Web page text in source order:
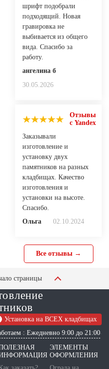
шрифт подобрали
подходящий. Новая
гравировка не
выбивается из общего
вида. Спасибо за
работу.
ангелина б
30.05.2026
Отзывы
с Yandex
Заказывали
изготовление и
установку двух
памятников на разных
кладбищах. Качество
изготовления и
установки на высоте.
Спасибо.
Ольга
02.10.2024
Все отзывы →
страницы
Установка на ВСЕХ кладбищах
: Ежедневно 9:00 до 21:00
ЭЛЕМЕНТЫ
ОФОРМЛЕНИЯ